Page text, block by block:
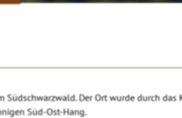
Der Ort wurde durch das
Süd-Ost-Hang.